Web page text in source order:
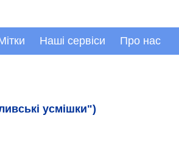
Наші сервіси Про нас
усмішки")